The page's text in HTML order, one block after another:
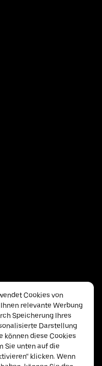
Cookies von
relevante Werbung
Speicherung Ihres
Darstellung
können diese Cookies
Sie unten auf die
klicken. Wenn